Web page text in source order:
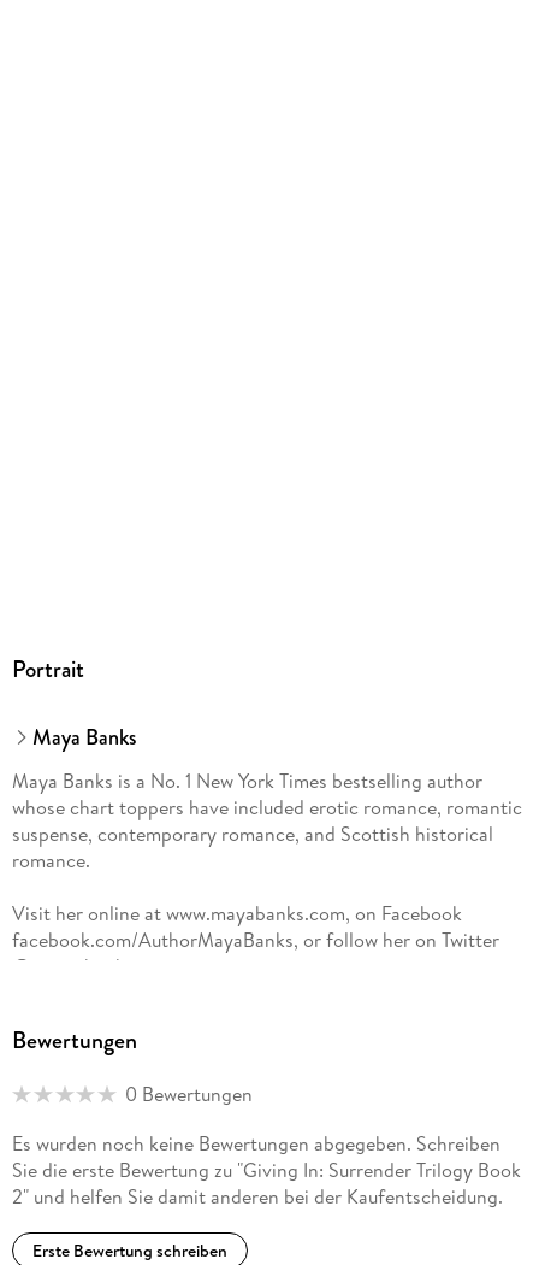
Portrait
Maya Banks
Maya Banks is a No. 1 New York Times bestselling author
whose chart toppers have included erotic romance, romantic
suspense, contemporary romance, and Scottish historical
romance.
Visit her online at www.mayabanks.com, on Facebook
facebook.com/AuthorMayaBanks, or follow her on Twitter
@maya_banks.
Bewertungen
0 Bewertungen
Es wurden noch keine Bewertungen abgegeben. Schreiben
Sie die erste Bewertung zu "Giving In: Surrender Trilogy Book
2" und helfen Sie damit anderen bei der Kaufentscheidung.
Erste Bewertung schreiben